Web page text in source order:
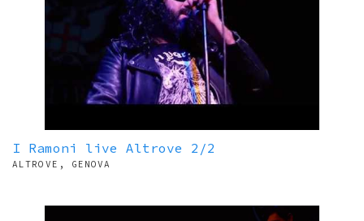
I Ramoni live Altrove 2/2
ALTROVE, GENOVA